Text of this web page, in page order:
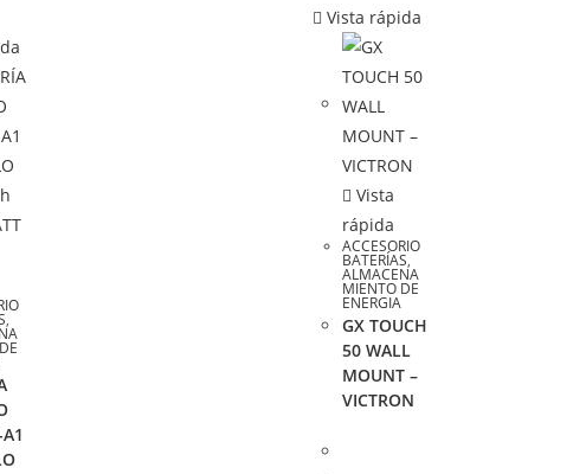
,
Vista rápida
Vista
rápida
ACCESORIO
BATERÍAS,
ALMACENA
MIENTO DE
ENERGIA
GX TOUCH
50 WALL
MOUNT –
VICTRON